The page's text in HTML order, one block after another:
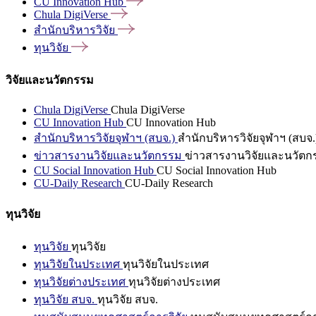
Chula DigiVerse
สำนักบริหารวิจัย
ทุนวิจัย
วิจัยและนวัตกรรม
Chula DigiVerse Chula DigiVerse
CU Innovation Hub CU Innovation Hub
สำนักบริหารวิจัยจุฬาฯ (สบจ.) สำนักบริหารวิจัยจุฬาฯ (สบจ
ข่าวสารงานวิจัยและนวัตกรรม ข่าวสารงานวิจัยและนวัตก
CU Social Innovation Hub CU Social Innovation Hub
CU-Daily Research CU-Daily Research
ทุนวิจัย
ทุนวิจัย ทุนวิจัย
ทุนวิจัยในประเทศ ทุนวิจัยในประเทศ
ทุนวิจัยต่างประเทศ ทุนวิจัยต่างประเทศ
ทุนวิจัย สบจ. ทุนวิจัย สบจ.